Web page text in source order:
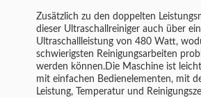
Zusätzlich zu den doppelten
dieser Ultraschallreiniger auch über
Ultraschallleistung von 480 Watt,
schwierigsten Reinigungsarbeiten
werden können.Die Maschine ist
mit einfachen Bedienelementen, mit
Leistung, Temperatur und